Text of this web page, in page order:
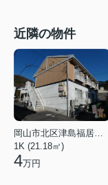
近隣の物件
1K (21.18㎡)
4万円